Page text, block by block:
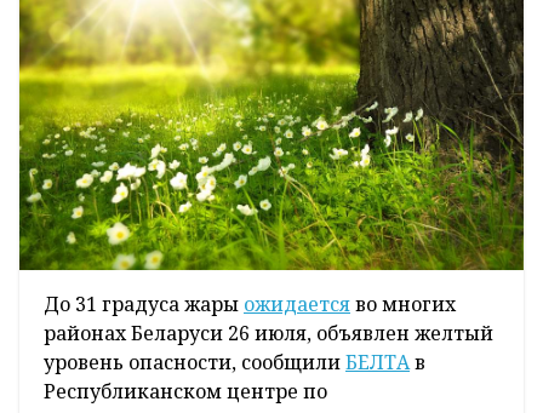
До 31 градуса жары ожидаетсяво многих
районах Беларуси 26 июля, объявлен желтый
уровень опасности, сообщилиБЕЛТАв
Республиканском центре по